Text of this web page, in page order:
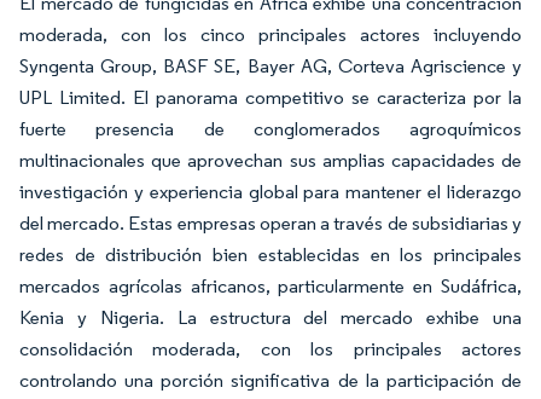
moderada, con los cinco principales actores incluyendo
Syngenta Group, BASF SE, Bayer AG, Corteva Agriscience y
UPL Limited. El panorama competitivo se caracteriza por la
fuerte presencia de conglomerados agroquímicos
multinacionales que aprovechan sus amplias capacidades de
investigación y experiencia global para mantener el liderazgo
del mercado. Estas empresas operan a través de subsidiarias y
redes de distribución bien establecidas en los principales
mercados agrícolas africanos, particularmente en Sudáfrica,
Kenia y Nigeria. La estructura del mercado exhibe una
consolidación moderada, con los principales actores
controlando una porción significativa de la participación de